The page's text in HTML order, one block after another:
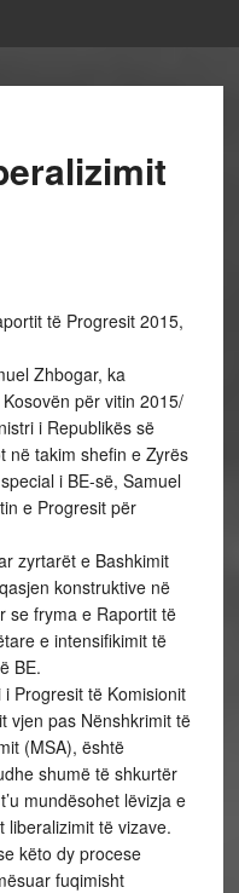
të Progresit 2015,
Zhbogar, ka
për vitin 2015/
i Republikës së
në takim shefin e Zyrës
i BE-së, Samuel
e Progresit për
zyrtarët e Bashkimit
konstruktive në
se fryma e Raportit të
e intensifikimit të
BE.
Progresit të Komisionit
vjen pas Nënshkrimit të
(MSA), është
shumë të shkurtër
mundësohet lëvizja e
liberalizimit të vizave.
këto dy procese
fuqimisht